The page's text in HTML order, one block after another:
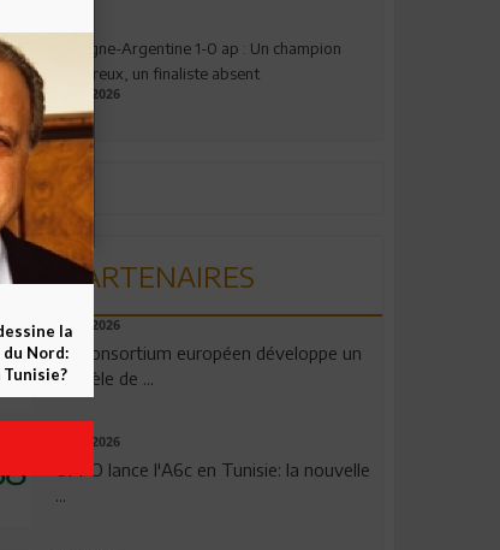
Espagne-Argentine 1-0 ap : Un champion
valeureux, un finaliste absent
19.07.2026
PARTENAIRES
06.08.2026
Un consortium européen développe un
modèle de ...
04.08.2026
OPPO lance l'A6c en Tunisie: la nouvelle
...
la
Nord: